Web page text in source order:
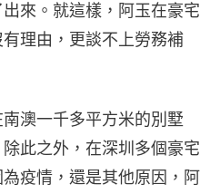
來。就這樣，阿玉在豪宅
理由，更談不上勞務補
澳一千多平方米的別墅
此之外，在深圳多個豪宅
疫情，還是其他原因，阿